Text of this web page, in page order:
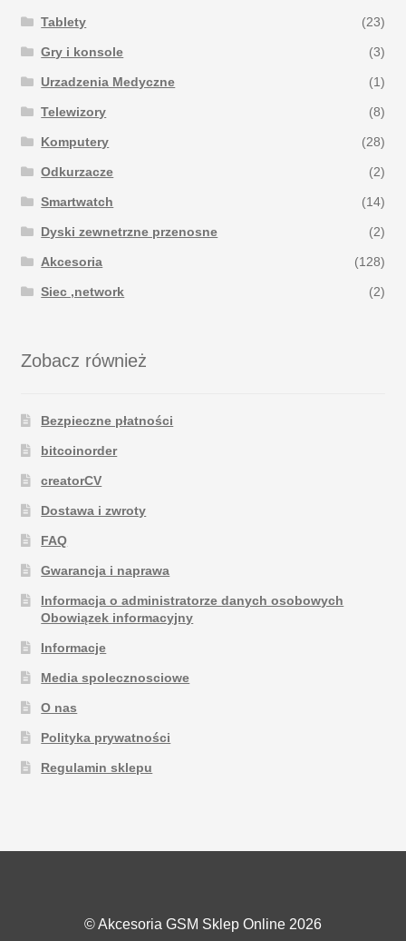
Tablety (23)
Gry i konsole (3)
Urzadzenia Medyczne (1)
Telewizory (8)
Komputery (28)
Odkurzacze (2)
Smartwatch (14)
Dyski zewnetrzne przenosne (2)
Akcesoria (128)
Siec ,network (2)
Zobacz również
Bezpieczne płatności
bitcoinorder
creatorCV
Dostawa i zwroty
FAQ
Gwarancja i naprawa
Informacja o administratorze danych osobowych
Obowiązek informacyjny
Informacje
Media spolecznosciowe
O nas
Polityka prywatności
Regulamin sklepu
© Akcesoria GSM Sklep Online 2026